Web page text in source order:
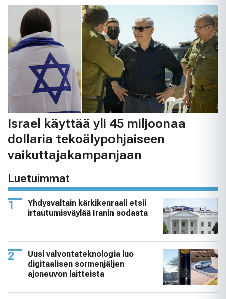
Israel käyttää yli 45 miljoonaa
dollaria tekoälypohjaiseen
vaikuttajakampanjaan
Luetuimmat
Yhdysvaltain kärkikenraali etsii
irtautumisväylää Iranin sodasta
Uusi valvontateknologia luo
digitaalisen sormenjäljen
ajoneuvon laitteista